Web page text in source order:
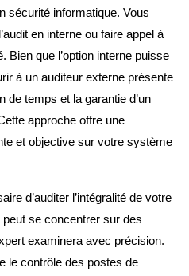
sécurité informatique. Vous
en interne ou faire appel à
Bien que l’option interne puisse
à un auditeur externe présente
de temps et la garantie d’un
approche offre une
et objective sur votre système
d’auditer l’intégralité de votre
peut se concentrer sur des
examinera avec précision.
le contrôle des postes de